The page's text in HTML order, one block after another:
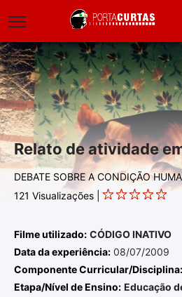
Relato de atividade
DEBATE SOBRE A CONDIÇÃO
121 Visualizações |
Filme utilizado: CÓDIGO INATIVO
Data da experiência: 08/07/2009
Componente Curricular/Disciplina:
Etapa/Nível de Ensino: Educação